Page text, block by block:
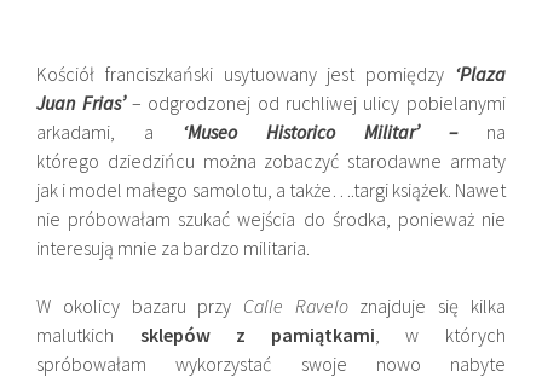
Kościół franciszkański usytuowany jest pomiędzy ‘Plaza
Juan Frias’ – odgrodzonej od ruchliwej ulicy pobielanymi
arkadami, a ‘Museo Historico Militar’ –
na
którego dziedzińcu można zobaczyć starodawne armaty
jak i model małego samolotu, a także….targi książek. Nawet
nie próbowałam szukać wejścia do środka, ponieważ nie
interesują mnie za bardzo militaria.
W okolicy bazaru przy Calle Raveloznajduje się kilka
malutkich sklepów z pamiątkami, w których
spróbowałam wykorzystać swoje nowo nabyte